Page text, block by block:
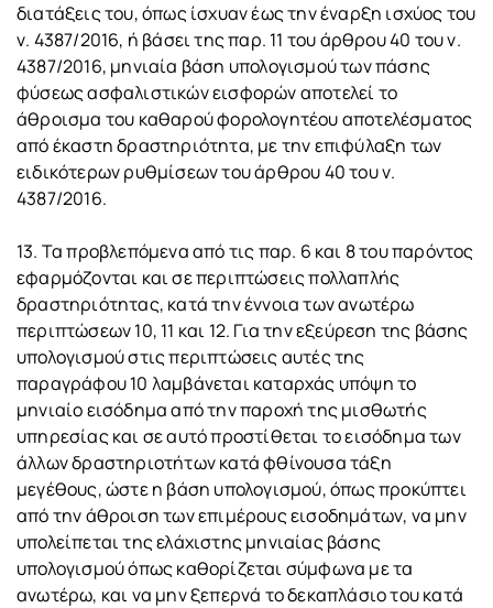
διατάξεις του, όπως ίσχυαν έως την έναρξη ισχύος του
ν. 4387/2016, ή βάσει της παρ. 11 του άρθρου 40 του ν.
4387/2016, μηνιαία βάση υπολογισμού των πάσης
φύσεως ασφαλιστικών εισφορών αποτελεί το
άθροισμα του καθαρού φορολογητέου αποτελέσματος
από έκαστη δραστηριότητα, με την επιφύλαξη των
ειδικότερων ρυθμίσεων του άρθρου 40 του ν.
4387/2016.
13. Τα προβλεπόμενα από τις παρ. 6 και 8 του παρόντος
εφαρμόζονται και σε περιπτώσεις πολλαπλής
δραστηριότητας, κατά την έννοια των ανωτέρω
περιπτώσεων 10, 11 και 12. Για την εξεύρεση της βάσης
υπολογισμού στις περιπτώσεις αυτές της
παραγράφου 10 λαμβάνεται καταρχάς υπόψη το
μηνιαίο εισόδημα από την παροχή της μισθωτής
υπηρεσίας και σε αυτό προστίθεται το εισόδημα των
άλλων δραστηριοτήτων κατά φθίνουσα τάξη
μεγέθους, ώστε η βάση υπολογισμού, όπως προκύπτει
από την άθροιση των επιμέρους εισοδημάτων, να μην
υπολείπεται της ελάχιστης μηνιαίας βάσης
υπολογισμού όπως καθορίζεται σύμφωνα με τα
ανωτέρω, και να μην ξεπερνά το δεκαπλάσιο του κατά